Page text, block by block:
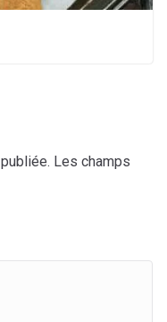
Les champs